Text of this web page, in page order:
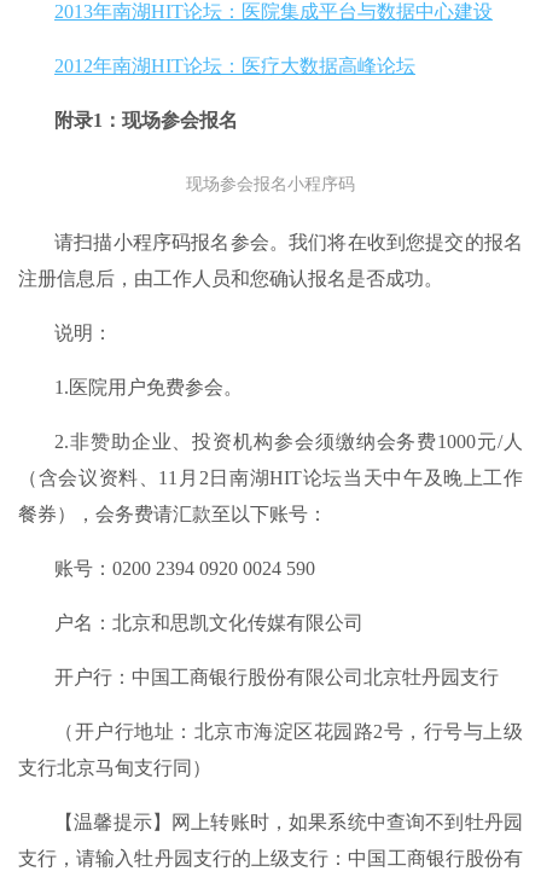
2013年南湖HIT论坛：医院集成平台与数据中心建设
2012年南湖HIT论坛：医疗大数据高峰论坛
附录1： 现场参会报名
现场参会报名小程序码
请扫描小程序码报名参会。我们将在收到您提交的报名
注册信息后，由工作人员和您确认报名是否成功。
说明：
1.医院用户免费参会。
2.非赞助企业、投资机构参会须缴纳会务费1000元/人
（含会议资料、11月2日南湖HIT论坛当天中午及晚上工作
餐券），会务费请汇款至以下账号：
账号：0200 2394 0920 0024 590
户名：北京和思凯文化传媒有限公司
开户行：中国工商银行股份有限公司北京牡丹园支行
（开户行地址：北京市海淀区花园路2号，行号与上级
支行北京马甸支行同）
【温馨提示】网上转账时，如果系统中查询不到牡丹园
支行，请输入牡丹园支行的上级支行：中国工商银行股份有